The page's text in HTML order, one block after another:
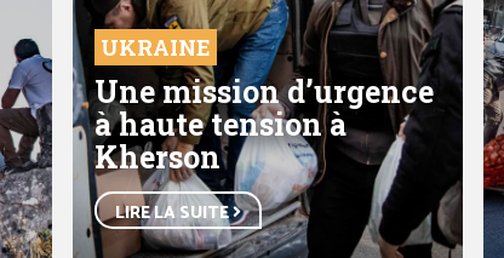
UKRAINE
Une mission d’urgence
à haute tension à
Kherson
LIRE LA SUITE